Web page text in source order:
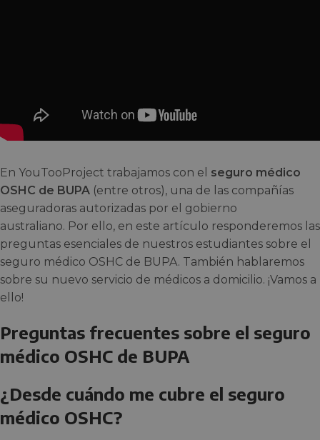
En YouTooProject trabajamos con el seguro médico
OSHC de BUPA (entre otros), una de las compañías
aseguradoras autorizadas por el gobierno
australiano. Por ello, en este artículo responderemos las
preguntas esenciales de nuestros estudiantes sobre el
seguro médico OSHC de BUPA. También hablaremos
sobre su nuevo servicio de médicos a domicilio. ¡Vamos a
ello!
Preguntas frecuentes sobre el seguro
médico OSHC de BUPA
¿Desde cuándo me cubre el seguro
médico OSHC?